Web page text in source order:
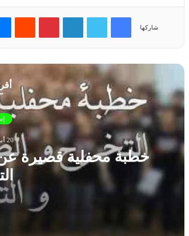
شاركها
فيسبوك تويتر لينكدإن بينتيريست ‏Reddit
20 أبريل، 2021
خطبة محفلية قصيرة عن